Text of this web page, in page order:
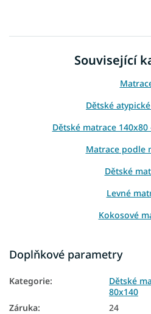
Související
Dětské
Dětské matrace
Matrace podle
Dětské
Levné
Kokosové
Tenké
Matrace
Přírodní
Doplňkové parametry
Kategorie:
Dětské
80x140
Záruka: 24